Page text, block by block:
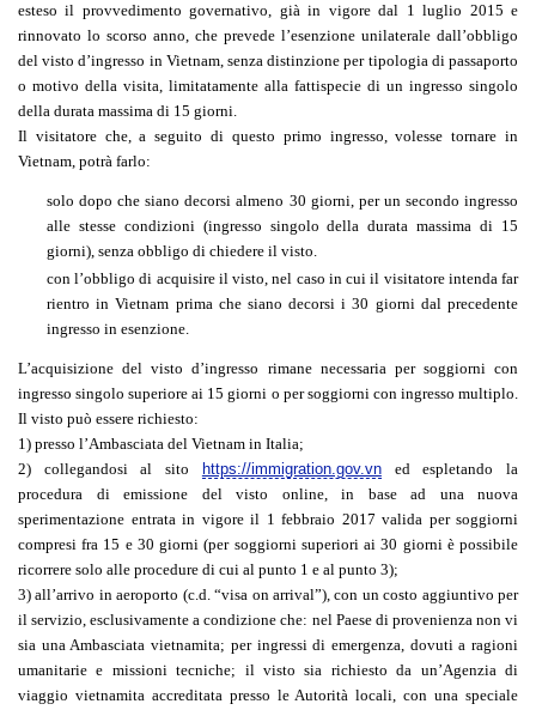
esteso il provvedimento governativo, già in vigore dal 1 luglio 2015 e
rinnovato lo scorso anno, che prevede l’esenzione unilaterale dall’obbligo
del visto d’ingresso in Vietnam, senza distinzione per tipologia di passaporto
o motivo della visita, limitatamente alla fattispecie di un ingresso singolo
della durata massima di 15 giorni.
Il visitatore che, a seguito di questo primo ingresso, volesse tornare in
Vietnam, potrà farlo:
solo dopo che siano decorsi almeno 30 giorni, per un secondo ingresso
alle stesse condizioni (ingresso singolo della durata massima di 15
giorni), senza obbligo di chiedere il visto.
con l’obbligo di acquisire il visto, nel caso in cui il visitatore intenda far
rientro in Vietnam prima che siano decorsi i 30 giorni dal precedente
ingresso in esenzione.
L’acquisizione del visto d’ingresso rimane necessaria per soggiorni con
ingresso singolo superiore ai 15 giorni o per soggiorni con ingresso multiplo.
Il visto può essere richiesto:
1) presso l’Ambasciata del Vietnam in Italia;
2) collegandosi al sito
https://immigration.gov.vned espletando la
procedura di emissione del visto online, in base ad una nuova
sperimentazione entrata in vigore il 1 febbraio 2017 valida per soggiorni
compresi fra 15 e 30 giorni (per soggiorni superiori ai 30 giorni è possibile
ricorrere solo alle procedure di cui al punto 1 e al punto 3);
3) all’arrivo in aeroporto (c.d. “visa on arrival”), con un costo aggiuntivo per
il servizio,esclusivamente a condizione che: nel Paese di provenienza non vi
sia una Ambasciata vietnamita; per ingressi di emergenza, dovuti a ragioni
umanitarie e missioni tecniche; il visto sia richiesto da un’Agenzia di
viaggio vietnamita accreditata presso le Autorità locali, con una speciale